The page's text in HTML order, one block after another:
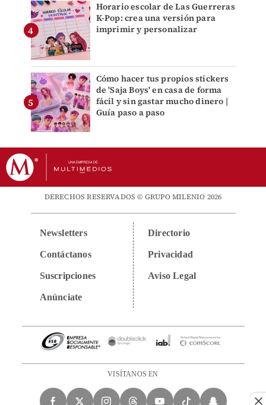
Horario escolar de Las Guerreras
K-Pop: crea una versión para
imprimir y personalizar
Cómo hacer tus propios stickers
de 'Saja Boys' en casa de forma
fácil y sin gastar mucho dinero |
Guía paso a paso
DERECHOS RESERVADOS © GRUPO MILENIO 2026
Newsletters
Contáctanos
Suscripciones
Anúnciate
Directorio
Privacidad
Aviso Legal
VISÍTANOS EN